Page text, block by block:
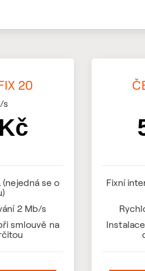
20
s
se o
2 Mb/s
smlouvě na
Fixní